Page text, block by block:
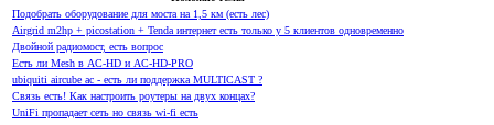
Подобрать оборудование для моста на 1,5 км (есть лес)
Airgrid m2hp + picostation + Tenda интернет есть только у 5 клиентов одновременно
Двойной радиомост, есть вопрос
Есть ли Mesh в AC-HD и AC-HD-PRO
ubiquiti aircube ac - есть ли поддержка MULTICAST ?
Связь есть! Как настроить роутеры на двух концах?
UniFi пропадает сеть но связь wi-fi есть